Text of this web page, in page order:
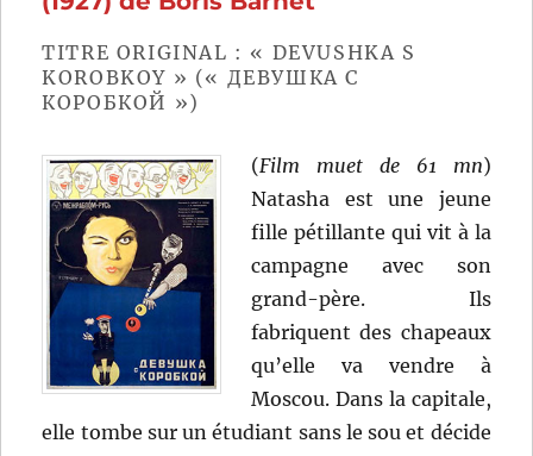
TITRE ORIGINAL : « DEVUSHKA S
KOROBKOY » (« ДЕВУШКА С
КОРОБКОЙ »)
(Film muet de 61 mn)
Natasha est une jeune
fille pétillante qui vit à la
campagne avec son
grand-père. Ils
fabriquent des chapeaux
qu’elle va vendre à
Moscou. Dans la capitale,
elle tombe sur un étudiant sans le sou et décide